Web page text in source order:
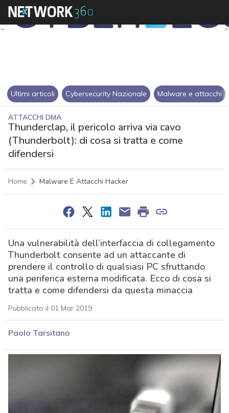
Ultimi articoli Cybersecurity Nazionale Malware e attacchi
ATTACCHI DMA
Thunderclap, il pericolo arriva via cavo
(Thunderbolt): di cosa si tratta e come
difendersi
Home Malware E Attacchi Hacker
Una vulnerabilità dell’interfaccia di collegamento
Thunderbolt consente ad un attaccante di
prendere il controllo di qualsiasi PC sfruttando
una periferica esterna modificata. Ecco di cosa si
tratta e come difendersi da questa minaccia
Pubblicato il 01 Mar 2019
Paolo Tarsitano